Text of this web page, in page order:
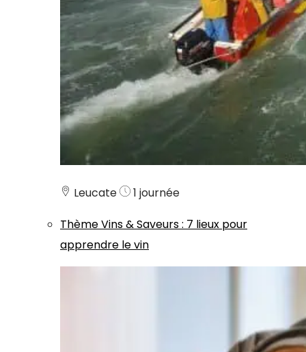
Leucate
1 journée
ThèmeVins & Saveurs: 7 lieux pour
apprendre le vin